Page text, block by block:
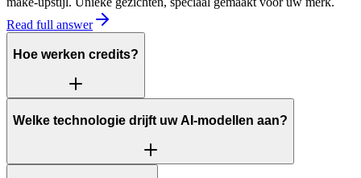
Read full answer
Hoe werken credits?
Welke technologie drijft uw AI-modellen aan?